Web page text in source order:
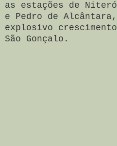
as estações de
e Pedro de
explosivo
São Gonçalo.